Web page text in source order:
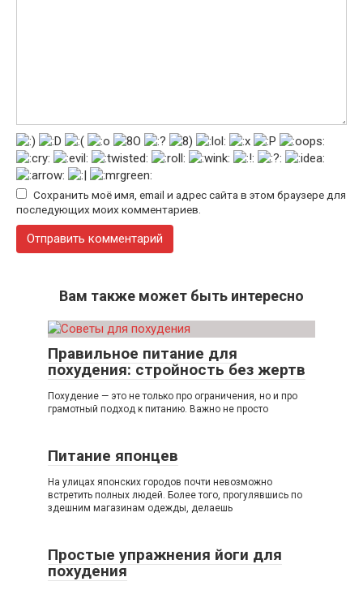
Сохранить моё имя, email и адрес сайта в этом браузере для
последующих моих комментариев.
Вам также может быть интересно
Правильное питание для
похудения: стройность без жертв
Похудение — это не только про ограничения, но и про
грамотный подход к питанию. Важно не просто
Питание японцев
На улицах японских городов почти невозможно
встретить полных людей. Более того, прогулявшись по
здешним магазинам одежды, делаешь
Простые упражнения йоги для
похудения